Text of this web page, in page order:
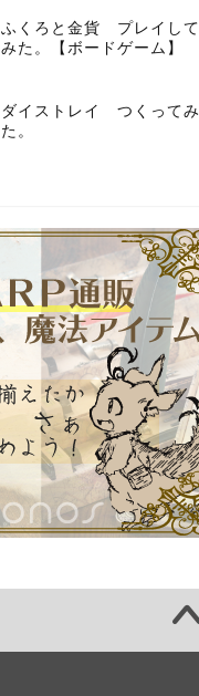
ふくろと金貨 プレイして
みた。【ボードゲーム】
ダイストレイ つくってみ
た。